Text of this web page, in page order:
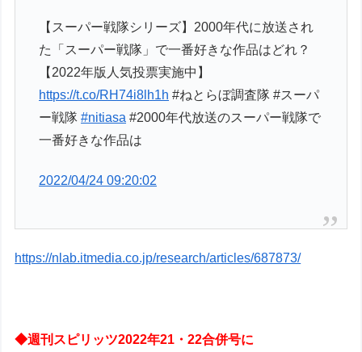
【スーパー戦隊シリーズ】2000年代に放送され
た「スーパー戦隊」で一番好きな作品はどれ？
【2022年版人気投票実施中】
https://t.co/RH74i8lh1h #ねとらぼ調査隊 #スーパ
ー戦隊#nitiasa #2000年代放送のスーパー戦隊で
一番好きな作品は
2022/04/24 09:20:02
https://nlab.itmedia.co.jp/research/articles/687873/
◆週刊スピリッツ2022年21・22合併号に